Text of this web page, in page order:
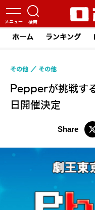
ホーム ランキング
Pepperが挑戦す
日開催決定
その他 その他